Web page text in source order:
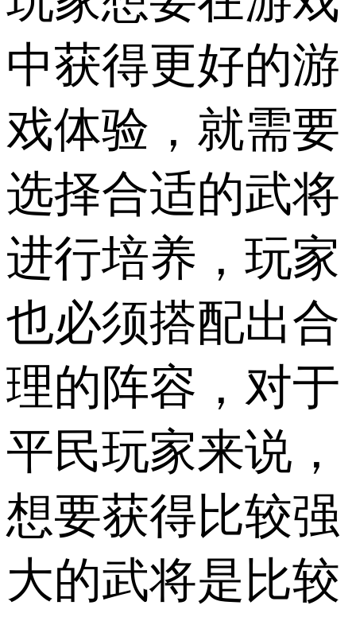
中获得更好的游
戏体验，就需要
选择合适的武将
进行培养，玩家
也必须搭配出合
理的阵容，对于
平民玩家来说，
想要获得比较强
大的武将是比较